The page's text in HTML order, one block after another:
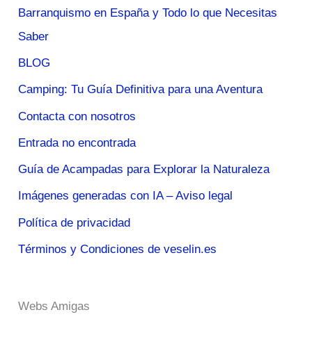
Barranquismo en España y Todo lo que Necesitas
Saber
BLOG
Camping: Tu Guía Definitiva para una Aventura
Contacta con nosotros
Entrada no encontrada
Guía de Acampadas para Explorar la Naturaleza
Imágenes generadas con IA – Aviso legal
Política de privacidad
Términos y Condiciones de veselin.es
Webs Amigas